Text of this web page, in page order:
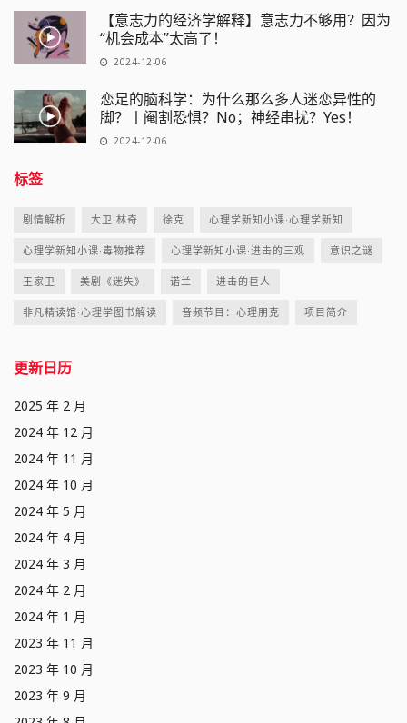
【意志力的经济学解释】意志力不够用？因为
“机会成本”太高了！
2024-12-06
恋足的脑科学：为什么那么多人迷恋异性的
脚？丨阉割恐惧？No；神经串扰？Yes！
2024-12-06
标签
剧情解析 大卫·林奇 徐克 心理学新知小课·心理学新知
心理学新知小课·毒物推荐 心理学新知小课·进击的三观 意识之谜
王家卫 美剧《迷失》 诺兰 进击的巨人
非凡精读馆·心理学图书解读 音频节目：心理朋克 项目简介
更新日历
2025 年 2 月
2024 年 12 月
2024 年 11 月
2024 年 10 月
2024 年 5 月
2024 年 4 月
2024 年 3 月
2024 年 2 月
2024 年 1 月
2023 年 11 月
2023 年 10 月
2023 年 9 月